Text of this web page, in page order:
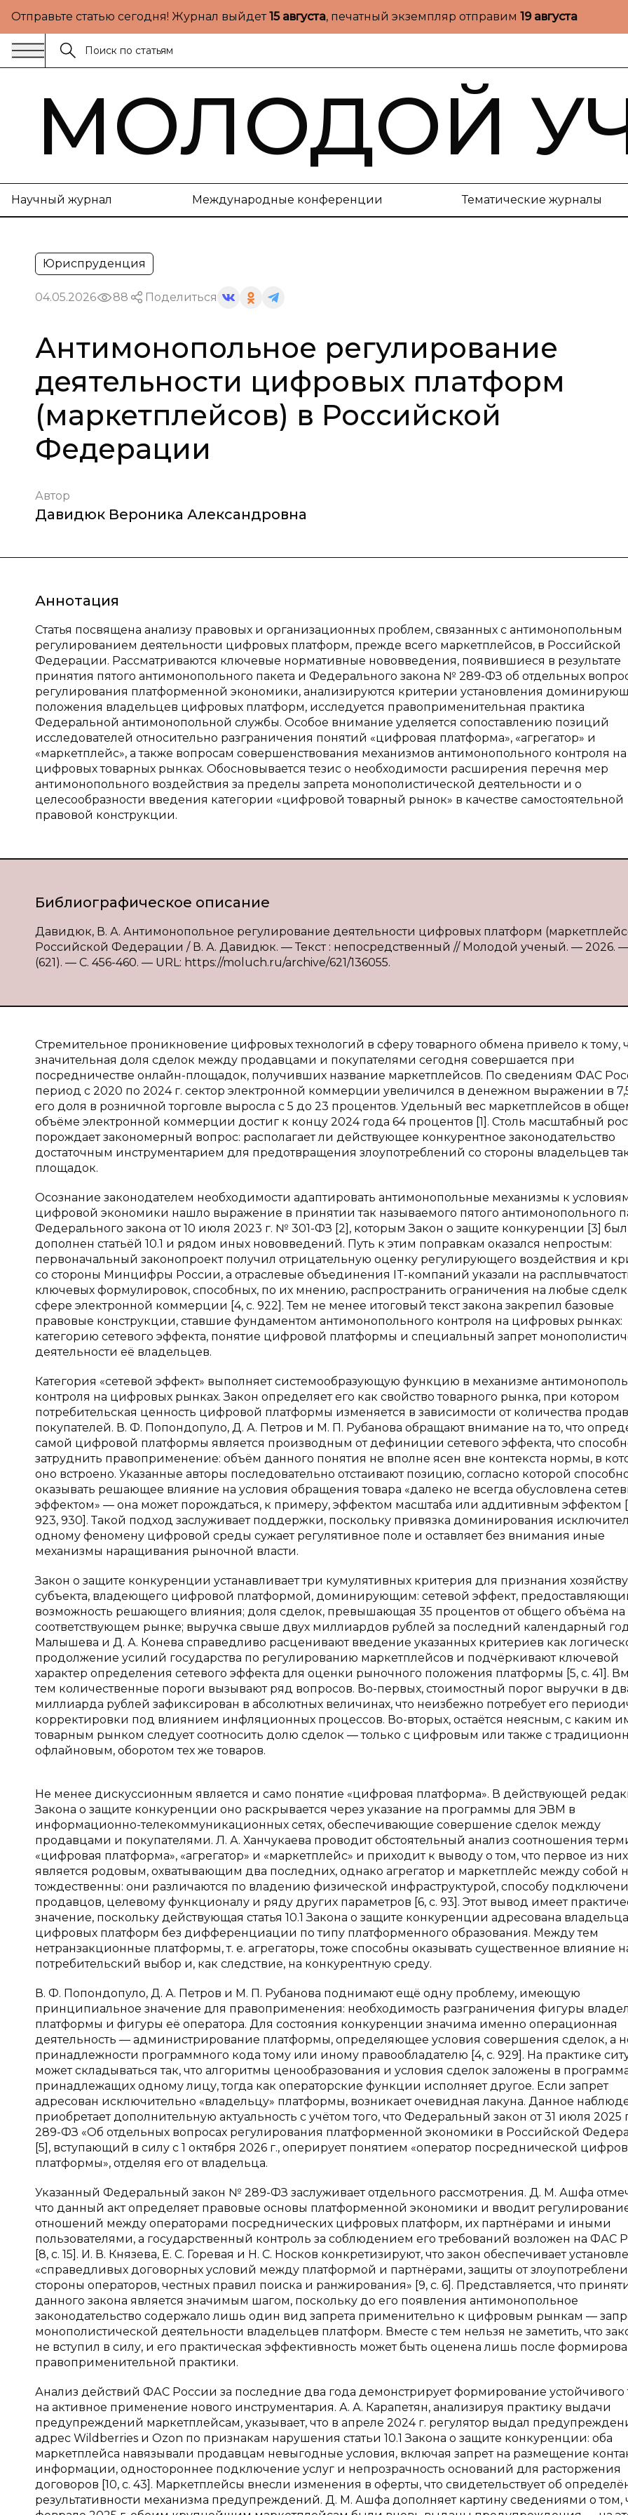
Отправьте статью сегодня! Журнал выйдет15 августа, печатный экземпляр отправим 19 августа
МОЛОДОЙ
Научный журнал Международные конференции Тематические журналы
Юриспруденция
04.05.2026 88 Поделиться
Антимонопольное регулирование
деятельности цифровых платформ
(маркетплейсов) в Российской
Федерации
Автор
Давидюк Вероника Александровна
Аннотация
Статья посвящена анализу правовых и организационных проблем, связанных с антимонопольным
регулированием деятельности цифровых платформ, прежде всего маркетплейсов, в Российской
Федерации. Рассматриваются ключевые нормативные нововведения, появившиеся в результате
принятия пятого антимонопольного пакета и Федерального закона № 289-ФЗ об отдельных
регулирования платформенной экономики, анализируются критерии установления
положения владельцев цифровых платформ, исследуется правоприменительная практика
Федеральной антимонопольной службы. Особое внимание уделяется сопоставлению позиций
исследователей относительно разграничения понятий «цифровая платформа», «агрегатор» и
«маркетплейс», а также вопросам совершенствования механизмов антимонопольного контроля на
цифровых товарных рынках. Обосновывается тезис о необходимости расширения перечня мер
антимонопольного воздействия за пределы запрета монополистической деятельности и о
целесообразности введения категории «цифровой товарный рынок» в качестве самостоятельной
правовой конструкции.
Библиографическое описание
Давидюк, В. А. Антимонопольное регулирование деятельности цифровых платформ
Российской Федерации / В. А. Давидюк. — Текст : непосредственный // Молодой ученый. — 2026.
(621). — С. 456-460. — URL: https://moluch.ru/archive/621/136055.
Стремительное проникновение цифровых технологий в сферу товарного обмена привело к тому,
значительная доля сделок между продавцами и покупателями сегодня совершается при
посредничестве онлайн-площадок, получивших название маркетплейсов. По сведениям ФАС
период с 2020 по 2024 г. сектор электронной коммерции увеличился в денежном выражении в 7,5
его доля в розничной торговле выросла с 5 до 23 процентов. Удельный вес маркетплейсов в
объёме электронной коммерции достиг к концу 2024 года 64 процентов [1]. Столь масштабный
порождает закономерный вопрос: располагает ли действующее конкурентное законодательство
достаточным инструментарием для предотвращения злоупотреблений со стороны владельцев
площадок.
Осознание законодателем необходимости адаптировать антимонопольные механизмы к
цифровой экономики нашло выражение в принятии так называемого пятого антимонопольного
Федерального закона от 10 июля 2023 г. № 301-ФЗ [2], которым Закон о защите конкуренции [3] был
дополнен статьёй 10.1 и рядом иных нововведений. Путь к этим поправкам оказался непростым:
первоначальный законопроект получил отрицательную оценку регулирующего воздействия и
со стороны Минцифры России, а отраслевые объединения IT-компаний указали на
ключевых формулировок, способных, по их мнению, распространить ограничения на любые
сфере электронной коммерции [4, с. 922]. Тем не менее итоговый текст закона закрепил базовые
правовые конструкции, ставшие фундаментом антимонопольного контроля на цифровых рынках:
категорию сетевого эффекта, понятие цифровой платформы и специальный запрет
деятельности её владельцев.
Категория «сетевой эффект» выполняет системообразующую функцию в механизме
контроля на цифровых рынках. Закон определяет его как свойство товарного рынка, при котором
потребительская ценность цифровой платформы изменяется в зависимости от количества
покупателей. В. Ф. Попондопуло, Д. А. Петров и М. П. Рубанова обращают внимание на то, что
самой цифровой платформы является производным от дефиниции сетевого эффекта, что
затруднить правоприменение: объём данного понятия не вполне ясен вне контекста нормы, в
оно встроено. Указанные авторы последовательно отстаивают позицию, согласно которой
оказывать решающее влияние на условия обращения товара «далеко не всегда обусловлена
эффектом» — она может порождаться, к примеру, эффектом масштаба или аддитивным эффектом
923, 930]. Такой подход заслуживает поддержки, поскольку привязка доминирования
одному феномену цифровой среды сужает регулятивное поле и оставляет без внимания иные
механизмы наращивания рыночной власти.
Закон о защите конкуренции устанавливает три кумулятивных критерия для признания
субъекта, владеющего цифровой платформой, доминирующим: сетевой эффект,
возможность решающего влияния; доля сделок, превышающая 35 процентов от общего объёма на
соответствующем рынке; выручка свыше двух миллиардов рублей за последний календарный
Малышева и Д. А. Конева справедливо расценивают введение указанных критериев как
продолжение усилий государства по регулированию маркетплейсов и подчёркивают ключевой
характер определения сетевого эффекта для оценки рыночного положения платформы [5, с. 41].
тем количественные пороги вызывают ряд вопросов. Во-первых, стоимостный порог выручки в
миллиарда рублей зафиксирован в абсолютных величинах, что неизбежно потребует его
корректировки под влиянием инфляционных процессов. Во-вторых, остаётся неясным, с каким
товарным рынком следует соотносить долю сделок — только с цифровым или также с
офлайновым, оборотом тех же товаров.
Не менее дискуссионным является и само понятие «цифровая платформа». В действующей
Закона о защите конкуренции оно раскрывается через указание на программы для ЭВМ в
информационно-телекоммуникационных сетях, обеспечивающие совершение сделок между
продавцами и покупателями. Л. А. Ханчукаева проводит обстоятельный анализ соотношения
«цифровая платформа», «агрегатор» и «маркетплейс» и приходит к выводу о том, что первое из них
является родовым, охватывающим два последних, однако агрегатор и маркетплейс между собой
тождественны: они различаются по владению физической инфраструктурой, способу
продавцов, целевому функционалу и ряду других параметров [6, с. 93]. Этот вывод имеет
значение, поскольку действующая статья 10.1 Закона о защите конкуренции адресована
цифровых платформ без дифференциации по типу платформенного образования. Между тем
нетранзакционные платформы, т. е. агрегаторы, тоже способны оказывать существенное влияние
потребительский выбор и, как следствие, на конкурентную среду.
В. Ф. Попондопуло, Д. А. Петров и М. П. Рубанова поднимают ещё одну проблему, имеющую
принципиальное значение для правоприменения: необходимость разграничения фигуры
платформы и фигуры её оператора. Для состояния конкуренции значима именно операционная
деятельность — администрирование платформы, определяющее условия совершения сделок, а
принадлежности программного кода тому или иному правообладателю [4, с. 929]. На практике
может складываться так, что алгоритмы ценообразования и условия сделок заложены в
принадлежащих одному лицу, тогда как операторские функции исполняет другое. Если запрет
адресован исключительно «владельцу» платформы, возникает очевидная лакуна. Данное
приобретает дополнительную актуальность с учётом того, что Федеральный закон от 31 июля 2025
289-ФЗ «Об отдельных вопросах регулирования платформенной экономики в Российской
[5], вступающий в силу с 1 октября 2026 г., оперирует понятием «оператор посреднической
платформы», отделяя его от владельца.
Указанный Федеральный закон № 289-ФЗ заслуживает отдельного рассмотрения. Д. М. Ашфа
что данный акт определяет правовые основы платформенной экономики и вводит
отношений между операторами посреднических цифровых платформ, их партнёрами и иными
пользователями, а государственный контроль за соблюдением его требований возложен на ФАС
[8, с. 15]. И. В. Князева, Е. С. Горевая и Н. С. Носков конкретизируют, что закон обеспечивает
«справедливых договорных условий между платформой и партнёрами, защиты от
стороны операторов, честных правил поиска и ранжирования» [9, с. 6]. Представляется, что
данного закона является значимым шагом, поскольку до его появления антимонопольное
законодательство содержало лишь один вид запрета применительно к цифровым рынкам —
монополистической деятельности владельцев платформ. Вместе с тем нельзя не заметить, что
не вступил в силу, и его практическая эффективность может быть оценена лишь после
правоприменительной практики.
Анализ действий ФАС России за последние два года демонстрирует формирование устойчивого
на активное применение нового инструментария. А. А. Карапетян, анализируя практику выдачи
предупреждений маркетплейсам, указывает, что в апреле 2024 г. регулятор выдал
адрес Wildberries и Ozon по признакам нарушения статьи 10.1 Закона о защите конкуренции: оба
маркетплейса навязывали продавцам невыгодные условия, включая запрет на размещение
информации, одностороннее подключение услуг и непрозрачность оснований для расторжения
договоров [10, с. 43]. Маркетплейсы внесли изменения в оферты, что свидетельствует об
результативности механизма предупреждений. Д. М. Ашфа дополняет картину сведениями о том,